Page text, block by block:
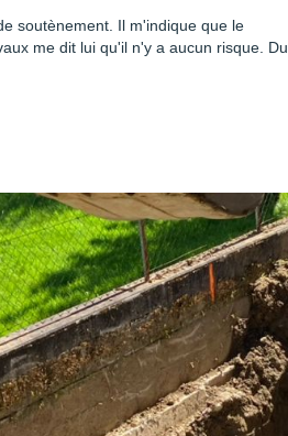
soutènement. Il m'indique que le
me dit lui qu'il n'y a aucun risque. Du